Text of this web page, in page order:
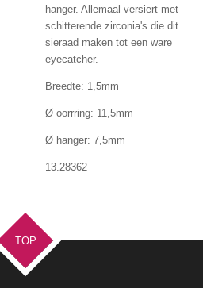
hanger. Allemaal versiert met
schitterende zirconia's die dit
sieraad maken tot een ware
eyecatcher.
Breedte: 1,5mm
Ø oorrring: 11,5mm
Ø hanger: 7,5mm
13.28362
TOP